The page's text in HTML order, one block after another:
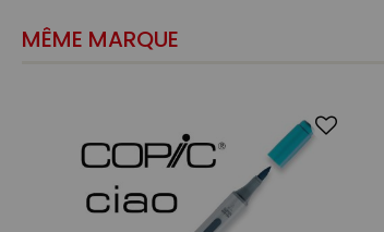
MÊME MARQUE